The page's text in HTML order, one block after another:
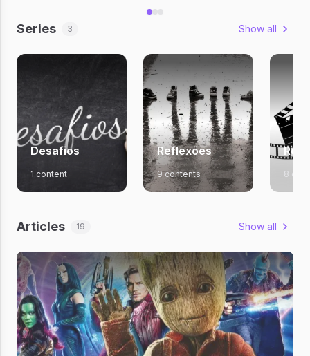
Series 3 Show all
Desafios
1 content
Reflexões
9 contents 8
Articles 19 Show all